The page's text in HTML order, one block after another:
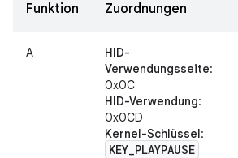
Funktion Zuordnungen
A
HID-
Verwendungsseite:
0x0C
HID-Verwendung:
0x0CD
Kernel-Schlüssel:
KEY_PLAYPAUSE